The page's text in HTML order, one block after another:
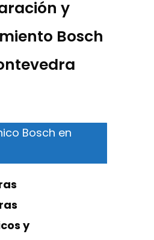
y
Bosch
Bosch en
y